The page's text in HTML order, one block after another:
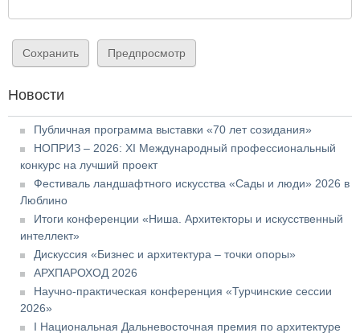
Новости
Публичная программа выставки «70 лет созидания»
НОПРИЗ – 2026: XI Международный профессиональный
конкурс на лучший проект
Фестиваль ландшафтного искусства «Сады и люди» 2026 в
Люблино
Итоги конференции «Ниша. Архитекторы и искусственный
интеллект»
Дискуссия «Бизнес и архитектура – точки опоры»
АРХПАРОХОД 2026
Научно-практическая конференция «Турчинские сессии
2026»
I Национальная Дальневосточная премия по архитектуре